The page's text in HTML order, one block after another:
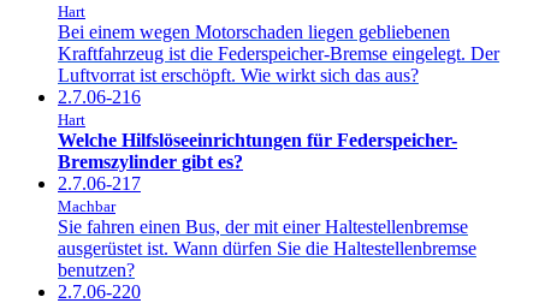
Hart
Bei einem wegen Motorschaden liegen gebliebenen
Kraftfahrzeug ist die Federspeicher-Bremse eingelegt. Der
Luftvorrat ist erschöpft. Wie wirkt sich das aus?
2.7.06-216
Hart
Welche Hilfslöseeinrichtungen für Federspeicher-
Bremszylinder gibt es?
2.7.06-217
Machbar
Sie fahren einen Bus, der mit einer Haltestellenbremse
ausgerüstet ist. Wann dürfen Sie die Haltestellenbremse
benutzen?
2.7.06-220